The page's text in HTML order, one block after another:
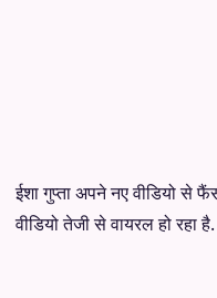
ईशा गुप्ता अपने नए वीडियो से
वीडियो तेजी से वायरल हो रहा है.